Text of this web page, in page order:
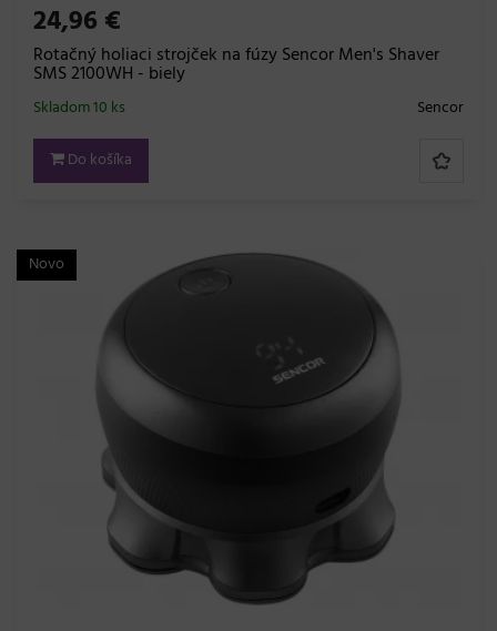
24,96 €
Rotačný holiaci strojček na fúzy Sencor Men's Shaver
SMS 2100WH - biely
Sencor
Skladom 10 ks
Do košíka
Novo